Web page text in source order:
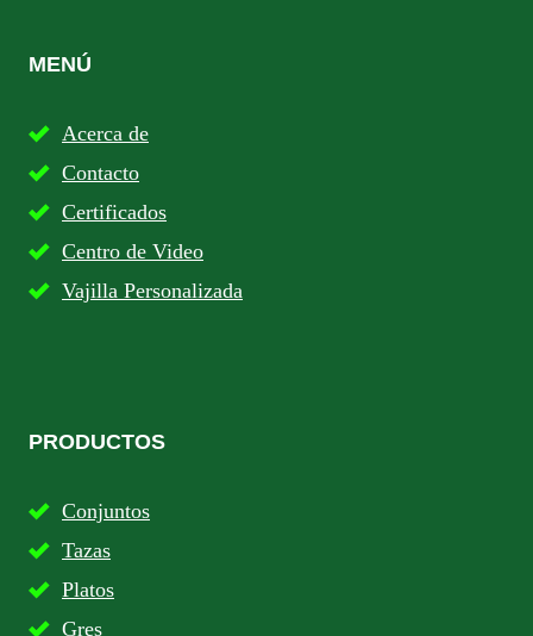
MENÚ
Acerca de
Contacto
Certificados
Centro de Video
Vajilla Personalizada
PRODUCTOS
Conjuntos
Tazas
Platos
Gres